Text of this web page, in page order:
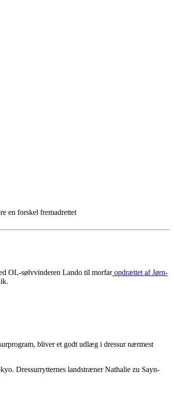
en forskel fremadrettet
OL-sølvvinderen Lando til morfaropdrættet af Jørn-
bliver et godt udlæg i dressur nærmest
Dressurrytternes landstræner Nathalie zu Sayn-